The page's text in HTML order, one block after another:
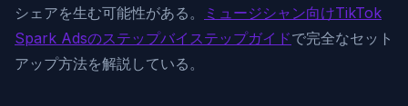
シェアを生む可能性がある。
ミュージシャン向けTikTok
Spark Adsのステップバイステップガイドで完全なセット
アップ方法を解説している。